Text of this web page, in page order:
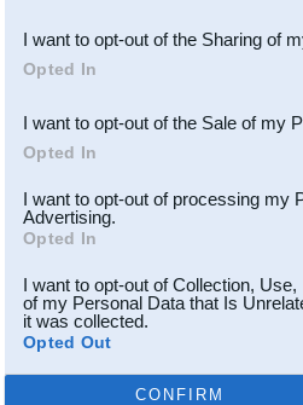
Downstream Participants
third parties.
I want to opt-out of the Sharing of
Opted In
I want to opt-out of the Sale of my
Opted In
I want to opt-out of processing my
Advertising.
Opted In
I want to opt-out of Collection,
of my Personal Data that Is
it was collected.
Opted Out
CONFIRM